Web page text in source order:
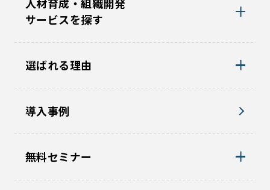
サービスを探す
選ばれる理由
導入事例
無料セミナー